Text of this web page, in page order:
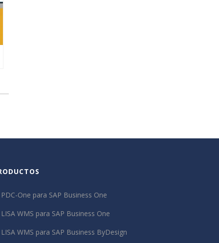
PDC-One para SAP Business One
LISA WMS para SAP Business One
LISA WMS para SAP Business ByDesign